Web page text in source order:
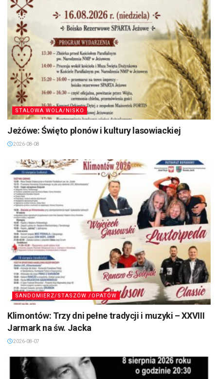
STALOWA WOLA/NISKO
Jeżówe: Święto plonów i kultury lasowiackiej
2026-08-08
SANDOMIERZ/STASZÓW /OPATÓW
Klimontów: Trzy dni pełne tradycji i muzyki – XXVIII
Jarmark na św. Jacka
2026-08-07